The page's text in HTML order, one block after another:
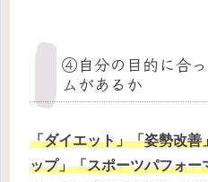
④自分の目的に合
ムがあるか
「ダイエット」「姿勢改善
ップ」「スポーツパフォー